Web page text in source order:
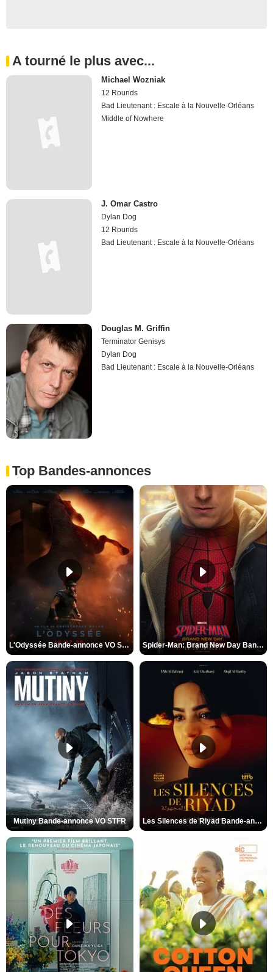
A tourné le plus avec...
Michael Wozniak
12 Rounds
Bad Lieutenant : Escale à la Nouvelle-Orléans
Middle of Nowhere
J. Omar Castro
Dylan Dog
12 Rounds
Bad Lieutenant : Escale à la Nouvelle-Orléans
Douglas M. Griffin
Terminator Genisys
Dylan Dog
Bad Lieutenant : Escale à la Nouvelle-Orléans
Top Bandes-annonces
L'Odyssée Bande-annonce VO STFR Spider-Man: Brand New Day Bande-annonce VO STFR
Mutiny Bande-annonce VO STFR Les Silences de Riyad Bande-annonce VO STFR